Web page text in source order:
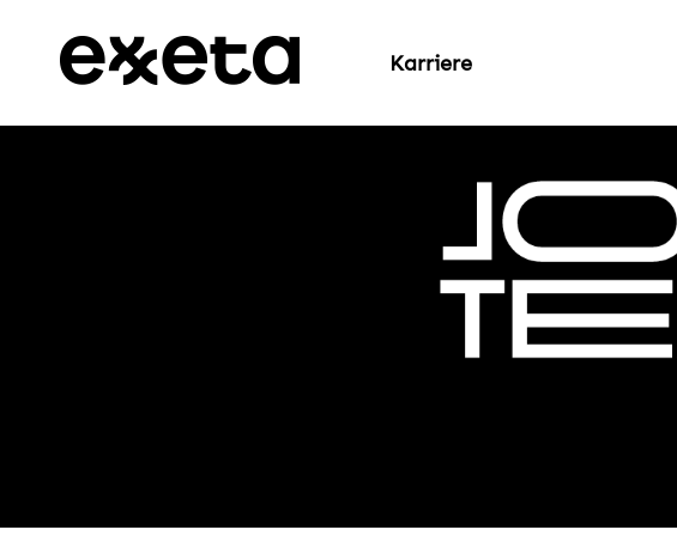
Karriere